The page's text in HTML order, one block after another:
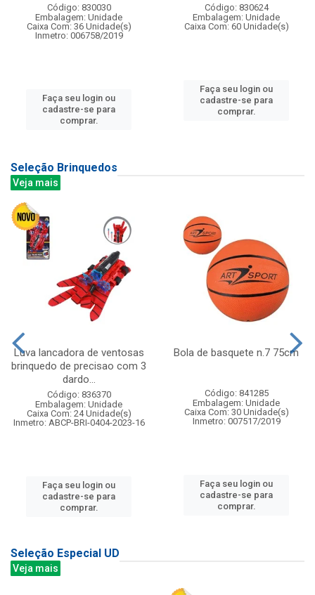
Código: 830030
Embalagem: Unidade
Caixa Com: 36 Unidade(s)
Inmetro: 006758/2019
Faça seu login ou
cadastre-se para
comprar.
Código: 830624
Embalagem: Unidade
Caixa Com: 60 Unidade(s)
Faça seu login ou
cadastre-se para
comprar.
Seleção Brinquedos
Veja mais
Luva lancadora de ventosas
brinquedo de precisao com 3
dardo...
Código: 836370
Embalagem: Unidade
Caixa Com: 24 Unidade(s)
Inmetro: ABCP-BRI-0404-2023-16
Faça seu login ou
cadastre-se para
comprar.
Bola de basquete n.7 75cm
Código: 841285
Embalagem: Unidade
Caixa Com: 30 Unidade(s)
Inmetro: 007517/2019
Faça seu login ou
cadastre-se para
comprar.
Seleção Especial UD
Veja mais